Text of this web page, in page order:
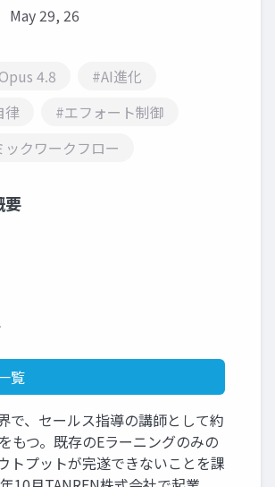
May 29, 26
4.8
#AI進化
律
#エフォート制御
クワークフロー
要
覧
で、セールス指導の講師として約
もつ。既存のEラーニングのみの
トプットが完遂できないことを課